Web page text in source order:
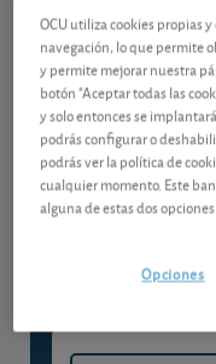
Gestiona
experta
para ti
OCU utiliza cookies propias
navegación, lo que permite
y permite mejorar nuestra
botón "Aceptar todas las
y solo entonces se
podrás configurar o
podrás ver la política de
cualquier momento. Este
alguna de estas dos opciones.
Opciones